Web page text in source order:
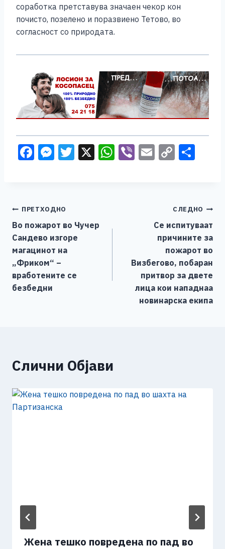
соработка претставува значаен чекор кон
почисто, позелено и поразвиено Тетово, во
согласност со природата.
F
b
o
o
k
M
n
g
er
T X W Vi E C
Li
n
k
Навигација
на
напис
ПРЕТХОДНО
Во пожарот во Чучер
Сандево изгоре
магацинот на
„Фриком“ –
вработените се
безбедни
СЛЕДНО
Се испитуваат
причините за
пожарот во
Визбегово, побаран
притвор за двете
лица кои нападнаа
новинарска екипа
Слични Објави
Жена тешко повредена по пад во